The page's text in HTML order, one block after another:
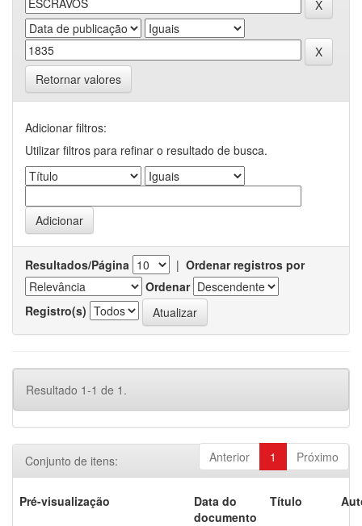
Retornar valores
Adicionar filtros:
Utilizar filtros para refinar o resultado de busca.
Resultados/Página | Ordenar registros por
Ordenar
Registro(s)
Resultado 1-1 de 1.
Anterior 1 Próximo
Conjunto de itens:
Pré-visualização
Data do
documento
Título